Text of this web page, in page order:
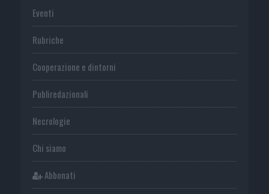
Eventi
Rubriche
Cooperazione e dintorni
Publiredazionali
Necrologie
Chi siamo
Abbonati